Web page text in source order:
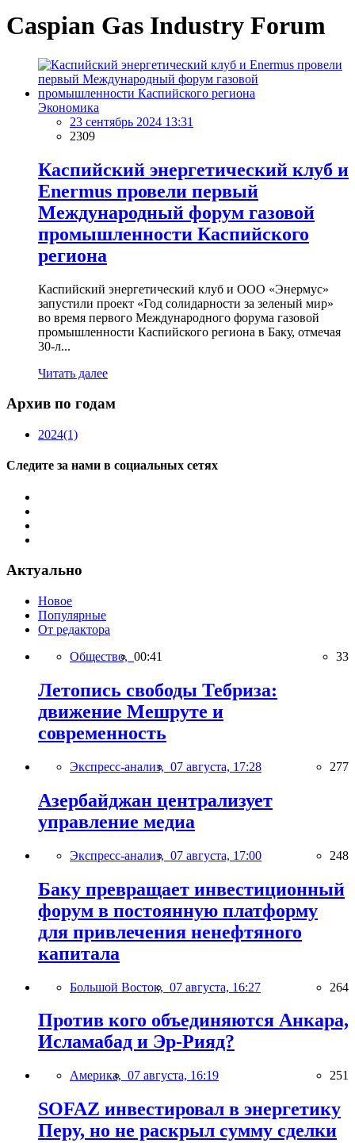
Caspian Gas Industry Forum
Экономика
23 сентябрь 2024 13:31
2309
Каспийский энергетический клуб и
Enermus провели первый
Международный форум газовой
промышленности Каспийского
региона
Каспийский энергетический клуб и ООО «Энермус»
запустили проект «Год солидарности за зеленый мир»
во время первого Международного форума газовой
промышленности Каспийского региона в Баку, отмечая
30-л...
Читать далее
Архив по годам
2024(1)
Следите за нами в социальных сетях
Актуально
Новое
Популярные
От редактора
Общество, 00:41 33
Летопись свободы Тебриза:
движение Мешруте и
современность
Экспресс-анализ, 07 августа, 17:28 277
Азербайджан централизует
управление медиа
Экспресс-анализ, 07 августа, 17:00 248
Баку превращает инвестиционный
форум в постоянную платформу
для привлечения ненефтяного
капитала
Большой Восток, 07 августа, 16:27 264
Против кого объединяются Анкара,
Исламабад и Эр-Рияд?
Америка, 07 августа, 16:19 251
SOFAZ инвестировал в энергетику
Перу, но не раскрыл сумму сделки